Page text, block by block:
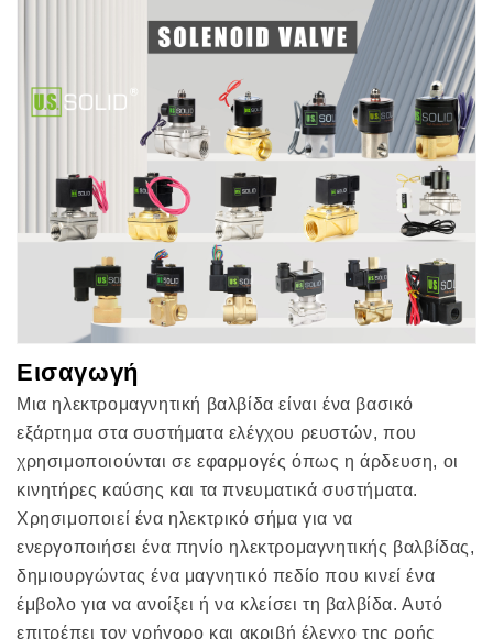
Εισαγωγή
Μια ηλεκτρομαγνητική βαλβίδα είναι ένα βασικό
εξάρτημα στα συστήματα ελέγχου ρευστών, που
χρησιμοποιούνται σε εφαρμογές όπως η άρδευση, οι
κινητήρες καύσης και τα πνευματικά συστήματα.
Χρησιμοποιεί ένα ηλεκτρικό σήμα για να
ενεργοποιήσει ένα πηνίο ηλεκτρομαγνητικής βαλβίδας,
δημιουργώντας ένα μαγνητικό πεδίο που κινεί ένα
έμβολο για να ανοίξει ή να κλείσει τη βαλβίδα. Αυτό
επιτρέπει τον γρήγορο και ακριβή έλεγχο της ροής